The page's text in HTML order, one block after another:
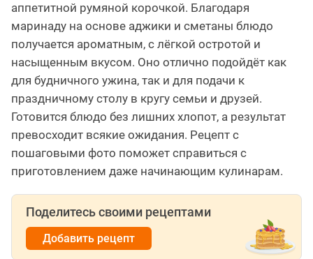
аппетитной румяной корочкой. Благодаря
маринаду на основе аджики и сметаны блюдо
получается ароматным, с лёгкой остротой и
насыщенным вкусом. Оно отлично подойдёт как
для будничного ужина, так и для подачи к
праздничному столу в кругу семьи и друзей.
Готовится блюдо без лишних хлопот, а результат
превосходит всякие ожидания. Рецепт с
пошаговыми фото поможет справиться с
приготовлением даже начинающим кулинарам.
Поделитесь своими рецептами
Добавить рецепт